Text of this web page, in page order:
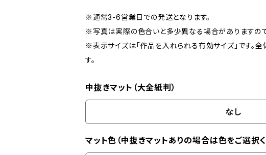
※通常3-6営業日での発送となります。
※写真は実際の色合いと多少異なる場合がありますので
※表示サイズは「作品を入れられる有効サイズ」です。
す。
中抜きマット（大全紙判）
なし
マット色（中抜きマットありの場合は色をご選択く